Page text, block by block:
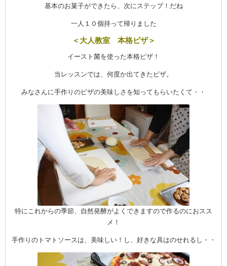
(produced by
基本のお菓子ができたら、次にステップ！だね
一人１０個持って帰りました
＜大人教室 本格ピザ＞
イースト菌を使った本格ピザ！
当レッスンでは、何度か出てきたピザ。
みなさんに手作りのピザの美味しさを知ってもらいたくて・・
特にこれからの季節、自然発酵がよくできますので作るのにおスス
メ！
手作りのトマトソースは、美味しい！し、好きな具はのせれるし・・